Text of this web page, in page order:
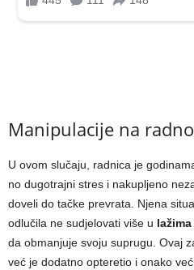
Manipulacije na
U ovom slučaju, radnica je
no dugotrajni stres i nakupljeno
doveli do tačke prevrata. Njena
odlučila ne sudjelovati više u
da obmanjuje svoju suprugu. Ovaj
već je dodatno opteretio i onako